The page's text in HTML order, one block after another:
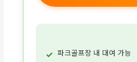
파크골프장 내 대여 가능